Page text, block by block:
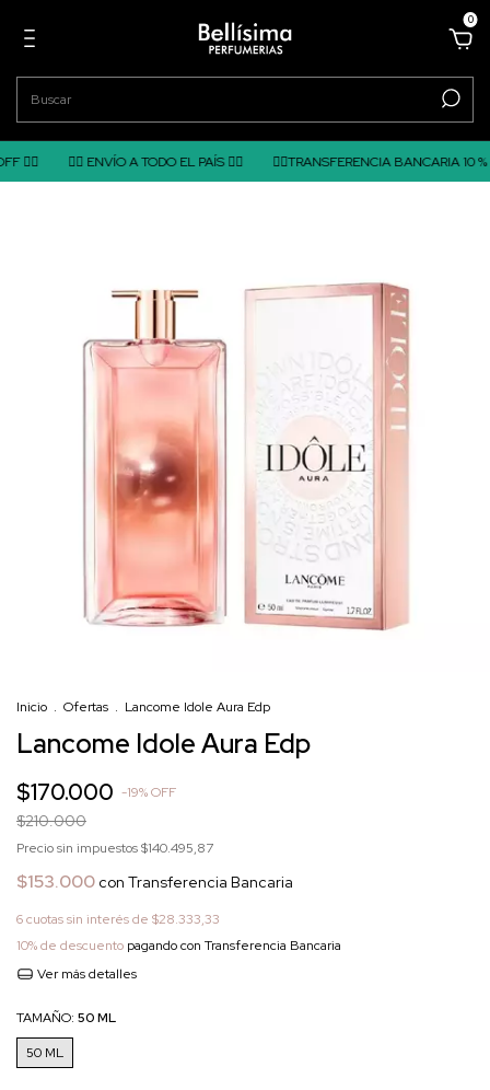
0
❤️‍🔥 ENVÍO A TODO EL PAÍS ❤️‍🔥 ❤️‍🔥TRANSFERENCIA BANCARIA 10 % OFF
Inicio . Ofertas . Lancome Idole Aura Edp
Lancome Idole Aura Edp
$170.000 -19%OFF
$210.000
Precio sin impuestos$140.495,87
$153.000 con Transferencia Bancaria
6cuotas sin interés de $28.333,33
10% de descuento pagando con Transferencia Bancaria
Ver más detalles
TAMAÑO: 50 ML
50 ML